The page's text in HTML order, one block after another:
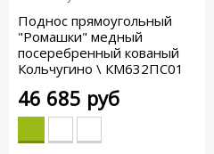
Поднос прямоугольный
"Ромашки" медный
посеребренный кованый
Кольчугино \ КМ632ПС01
46 685 руб